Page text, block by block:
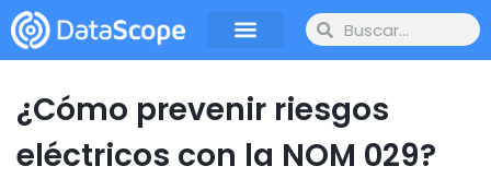
¿Cómo prevenir riesgos
eléctricos con la NOM 029?